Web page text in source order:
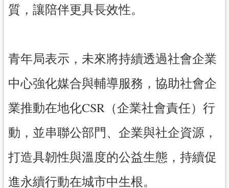
質，讓陪伴更具長效性。
青年局表示，未來將持續透過社會企業
中心強化媒合與輔導服務，協助社會企
業推動在地化CSR（企業社會責任）行
動，並串聯公部門、企業與社企資源，
打造具韌性與溫度的公益生態，持續促
進永續行動在城市中生根。